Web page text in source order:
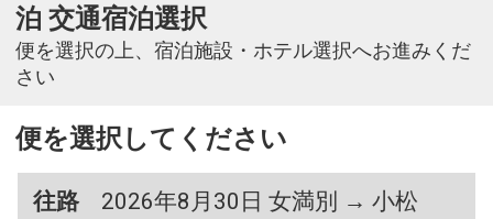
泊 交通宿泊選択
便を選択の上、宿泊施設・ホテル選択へお進みくだ
さい
便を選択してください
往路
2026年8月30日 女満別 → 小松